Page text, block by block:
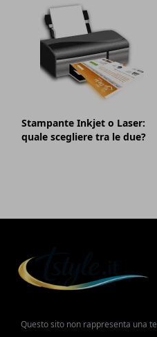
Stampante Inkjet o Laser:
quale scegliere tra le due?
Questo sito non rappresenta una